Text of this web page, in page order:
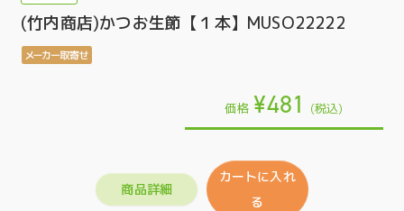
(竹内商店)かつお生節【１本】MUSO22222
価格 ¥481 (税込)
商品詳細
カートに入れ
る